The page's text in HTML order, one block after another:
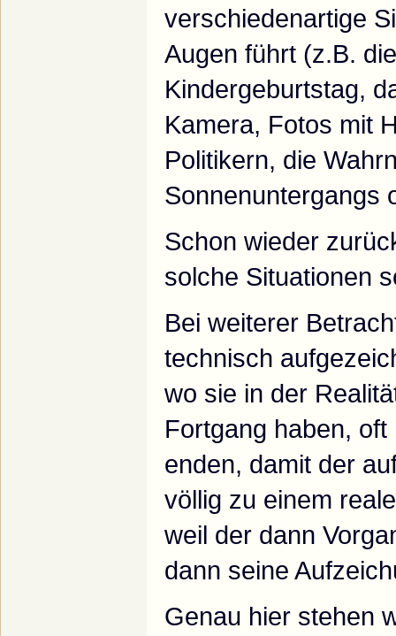
verschiedenartige
Augen führt (z.B.
Kindergeburtstag,
Kamera, Fotos mit
Politikern, die
Schon wieder
solche Situationen
Bei weiterer
technisch
wo sie in der
Fortgang haben,
enden, damit der
völlig zu einem
weil der dann
dann seine
Genau hier stehen